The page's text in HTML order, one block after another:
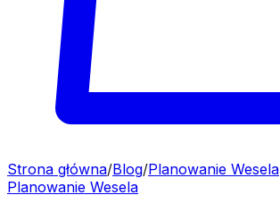
Strona główna/Blog/Planowanie Wesela
Planowanie Wesela